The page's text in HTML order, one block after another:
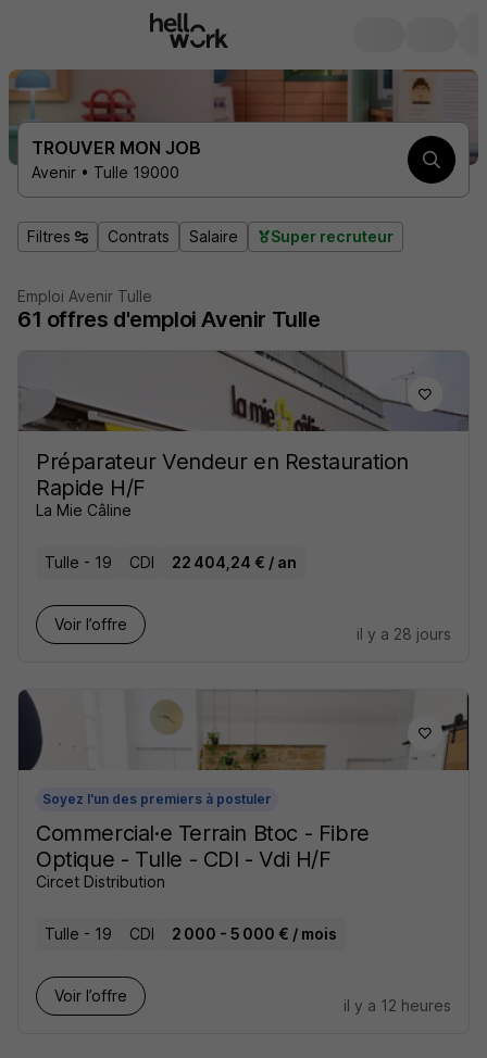
TROUVER MON JOB
Avenir • Tulle 19000
Filtres Contrats Salaire Super recruteur
Emploi Avenir Tulle
61 offres d'emploi Avenir Tulle
Préparateur Vendeur en Restauration
Rapide H/F
La Mie Câline
Tulle - 19 CDI 22 404,24 € / an
Voir l’offre
il y a 28 jours
Soyez l'un des premiers à postuler
Commercial·e Terrain Btoc - Fibre
Optique - Tulle - CDI - Vdi H/F
Circet Distribution
Tulle - 19 CDI 2 000 - 5 000 € / mois
Voir l’offre
il y a 12 heures